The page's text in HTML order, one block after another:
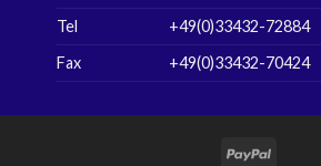
Tel
+49(0)33432-72884
Fax
+49(0)33432-70424
PayPal